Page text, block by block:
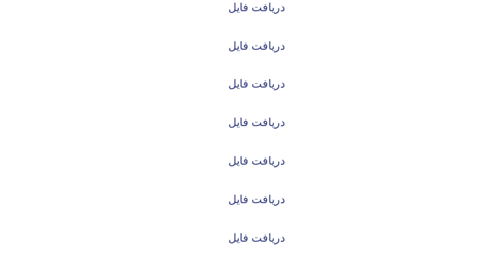
دریافت فایل
دریافت فایل
دریافت فایل
دریافت فایل
دریافت فایل
دریافت فایل
دریافت فایل